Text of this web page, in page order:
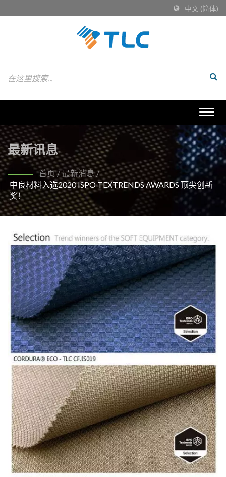
中文 (简体)
最新讯息
首页 / 最新消息 /
中良材料入选2020 ISPO TEXTRENDS AWARDS 顶尖创新
奖！